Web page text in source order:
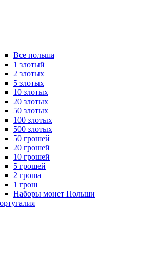
Все польша
1 злотый
2 злотых
5 злотых
10 злотых
20 злотых
50 злотых
100 злотых
500 злотых
50 грошей
20 грошей
10 грошей
5 грошей
2 гроша
1 грош
Наборы монет Польши